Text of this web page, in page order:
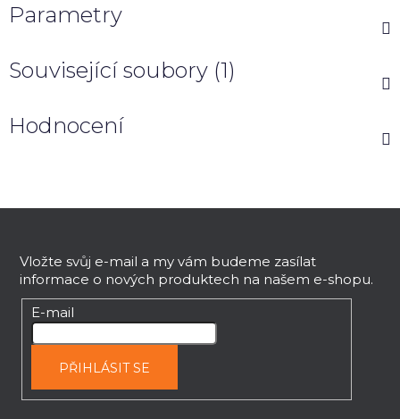
Parametry
Související soubory (1)
Hodnocení
Vložte svůj e-mail a my vám budeme zasílat
informace o nových produktech na našem e-shopu.
E-mail
PŘIHLÁSIT SE